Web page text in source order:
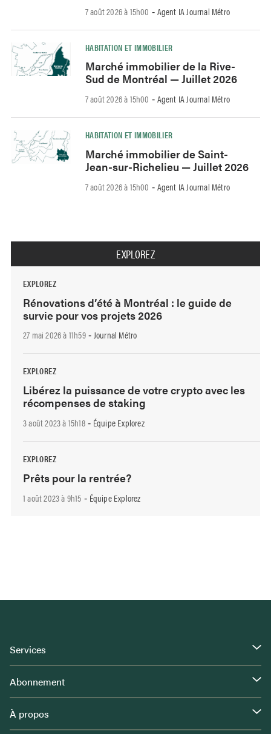
7 août 2026 à 15h00 - Agent IA Journal Métro
HABITATION ET IMMOBILIER
Marché immobilier de la Rive-
Sud de Montréal — Juillet 2026
7 août 2026 à 15h00 - Agent IA Journal Métro
HABITATION ET IMMOBILIER
Marché immobilier de Saint-
Jean-sur-Richelieu — Juillet 2026
7 août 2026 à 15h00 - Agent IA Journal Métro
EXPLOREZ
EXPLOREZ
Rénovations d’été à Montréal : le guide de
survie pour vos projets 2026
27 mai 2026 à 11h59- Journal Métro
EXPLOREZ
Libérez la puissance de votre crypto avec les
récompenses de staking
3 août 2023 à 15h18- Équipe Explorez
EXPLOREZ
Prêts pour la rentrée?
1 août 2023 à 9h15 - Équipe Explorez
Services
Abonnement
À propos